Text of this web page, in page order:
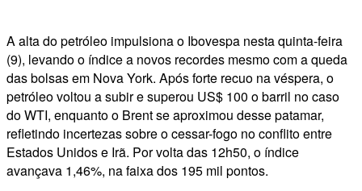
A alta do petróleo impulsiona o Ibovespa nesta quinta-feira
(9), levando o índice a novos recordes mesmo com a queda
das bolsas em Nova York. Após forte recuo na véspera, o
petróleo voltou a subir e superou US$ 100 o barril no caso
do WTI, enquanto o Brent se aproximou desse patamar,
refletindo incertezas sobre o cessar-fogo no conflito entre
Estados Unidos e Irã. Por volta das 12h50, o índice
avançava 1,46%, na faixa dos 195 mil pontos.